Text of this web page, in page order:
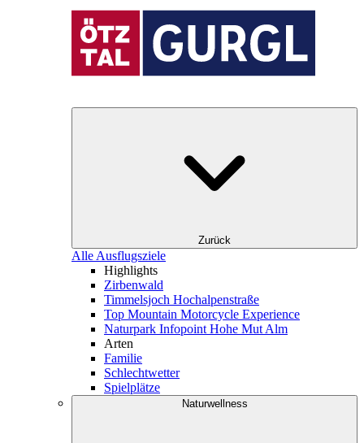
Zurück
Alle Ausflugsziele
Highlights
Zirbenwald
Timmelsjoch Hochalpenstraße
Top Mountain Motorcycle Experience
Naturpark Infopoint Hohe Mut Alm
Arten
Familie
Schlechtwetter
Spielplätze
Naturwellness